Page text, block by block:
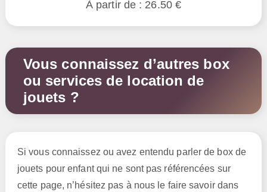
À partir de : 26.50 €
Vous connaissez d’autres box
ou services de location de
jouets ?
Si vous connaissez ou avez entendu parler de box de
jouets pour enfant qui ne sont pas référencées sur
cette page, n’hésitez pas à nous le faire savoir dans